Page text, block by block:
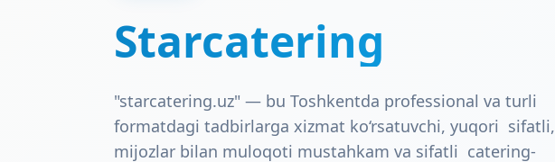
Starcatering
"starcatering.uz" — bu Toshkentda professional va turli
formatdagi tadbirlarga xizmat ko‘rsatuvchi, yuqori sifatli,
mijozlar bilan muloqoti mustahkam va sifatli catering-